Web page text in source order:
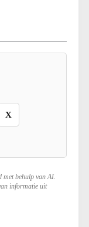
X
met behulp van AI.
informatie uit